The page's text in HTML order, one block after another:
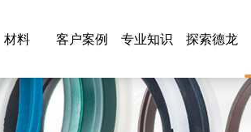
材料 客户案例 专业知识 探索德龙